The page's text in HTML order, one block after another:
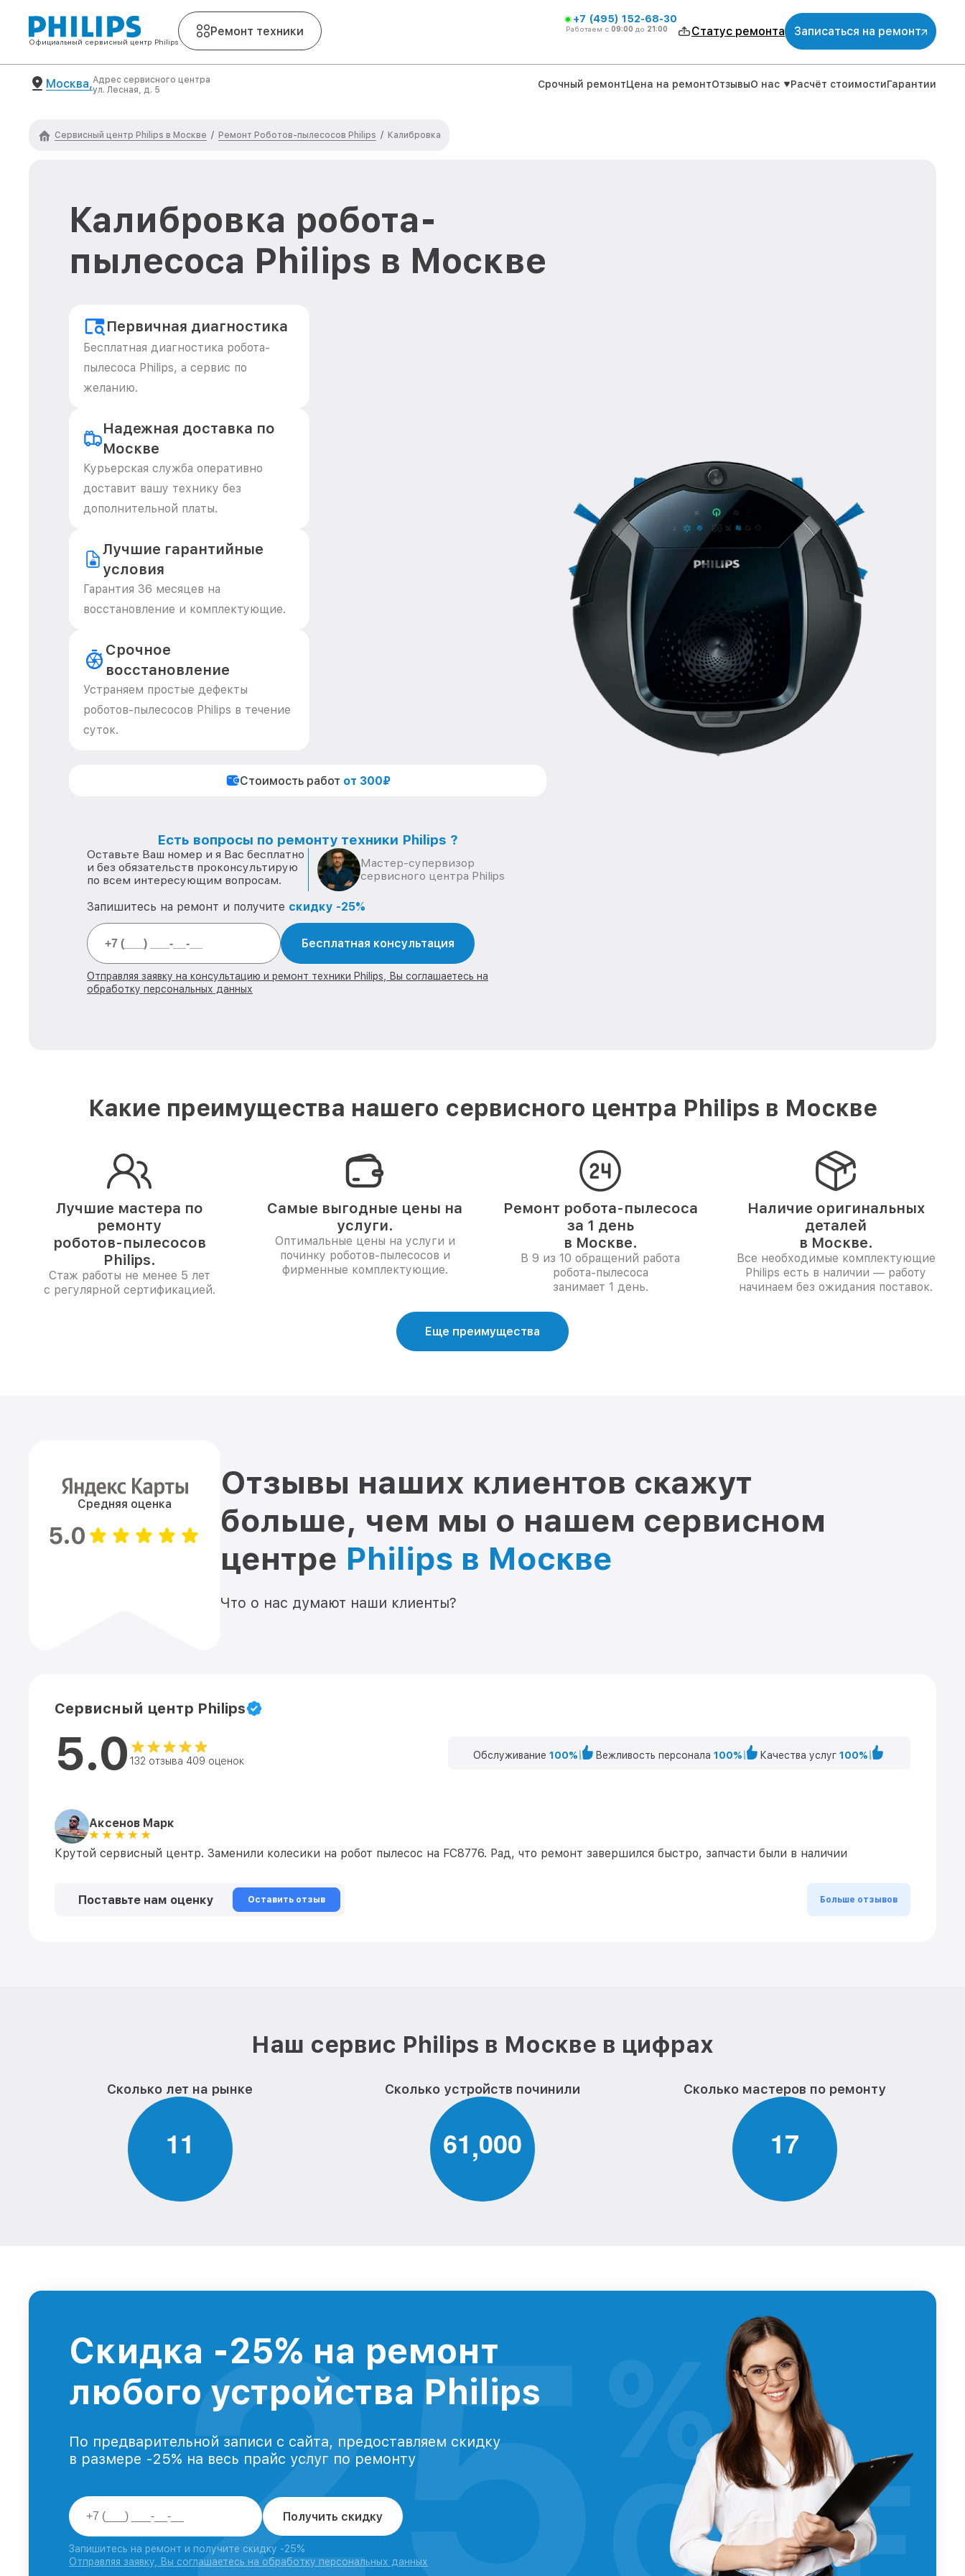
Официальный сервисный центр Philips
Ремонт техники
+7 (495) 152-68-30
Работаем с 09:00 до 21:00 Статус ремонта Записаться на ремонт
Москва,Адрес сервисного центра
ул. Лесная, д. 5
Срочный ремонтЦена на ремонтОтзывыО нас Расчёт стоимостиГарантии
Сервисный центр Philips в Москве / Ремонт Роботов-пылесосов Philips / Калибровка
Калибровка робота-
пылесоса Philips в Москве
Первичная диагностика
Бесплатная диагностика робота-
пылесоса Philips, а сервис по
желанию.
Надежная доставка по
Москве
Курьерская служба оперативно
доставит вашу технику без
дополнительной платы.
Лучшие гарантийные
условия
Гарантия 36 месяцев на
восстановление и комплектующие.
Срочное
восстановление
Устраняем простые дефекты
роботов-пылесосов Philips в течение
суток.
Стоимость работ от 300₽
Есть вопросы по ремонту техники Philips ?
Оставьте Ваш номер и я Вас бесплатно
и без обязательств проконсультирую
по всем интересующим вопросам.
Мастер-супервизор
сервисного центра Philips
Запишитесь на ремонт и получите скидку -25%
Бесплатная консультация
Отправляя заявку на консультацию и ремонт техники Philips, Вы соглашаетесь на
обработку персональных данных
Какие преимущества нашего сервисного центра Philips в Москве
Лучшие мастера по
ремонту
роботов-пылесосов
Philips.
Стаж работы не менее 5 лет
с регулярной сертификацией.
Самые выгодные цены на
услуги.
Оптимальные цены на услуги и
починку роботов-пылесосов и
фирменные комплектующие.
Ремонт робота-пылесоса
за 1 день
в Москве.
В 9 из 10 обращений работа
робота-пылесоса
занимает 1 день.
Наличие оригинальных
деталей
в Москве.
Все необходимые комплектующие
Philips есть в наличии — работу
начинаем без ожидания поставок.
Еще преимущества
Средняя оценка
5.0
Отзывы наших клиентов скажут
больше, чем мы о нашем сервисном
центре Philips в Москве
Что о нас думают наши клиенты?
Сервисный центр Philips
5.0 132 отзыва 409 оценок Обслуживание 100% Вежливость персонала 100% Качества услуг 100%
Аксенов Марк
Крутой сервисный центр. Заменили колесики на робот пылесос на FC8776. Рад, что ремонт завершился быстро, запчасти были в наличии
Поставьте нам оценку Оставить отзыв Больше отзывов
Наш сервис Philips в Москве в цифрах
Сколько лет на рынке
11
Сколько устройств починили
61,000
Сколько мастеров по ремонту
17
Скидка -25% на ремонт
любого устройства Philips
По предварительной записи с сайта, предоставляем скидку
в размере -25% на весь прайс услуг по ремонту
Получить скидку
Запишитесь на ремонт и получите скидку -25%
Отправляя заявку, Вы соглашаетесь на обработку персональных данных
25 %